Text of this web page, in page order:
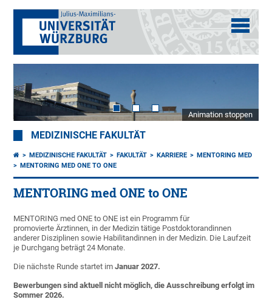
Animation stoppen
MEDIZINISCHE FAKULTÄT
MEDIZINISCHE FAKULTÄT FAKULTÄT KARRIERE
MENTORING MED
MENTORING MED ONE TO ONE
MENTORING med ONE to ONE
MENTORING med ONE to ONE ist ein Programm für
promovierte Ärztinnen, in der Medizin tätige Postdoktorandinnen
anderer Disziplinen sowie Habilitandinnen in der Medizin. Die Laufzeit
je Durchgang beträgt 24 Monate.
Die nächste Runde startet imJanuar 2027.
Bewerbungen sind aktuell nicht möglich, die Ausschreibung erfolgt im
Sommer 2026.